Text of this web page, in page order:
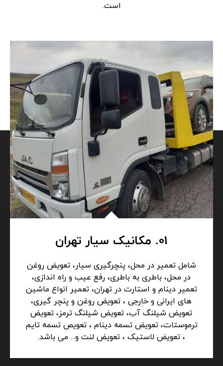
است.
01. مکانیک سیار تهران
شامل تعمیر در محل، پنچرگیری سیار، تعویض روغن
در محل، باطری به باطری، رفع عیب و راه اندازی،
تعمیر دینام و استارت در تهران، تعمیر انواع ماشین
های ایرانی و خارجی ، تعویض روغن و پنچر گیری،
تعویض شیلنگ آب، تعویض شیلنگ ترمز، تعویض
ترموستات، تعویض تسمه دینام ، تعویص تسمه تایم
، تعویض لاستیک ، تعویض لنت و... می باشد.